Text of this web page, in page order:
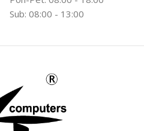
Sub: 08:00 - 13:00